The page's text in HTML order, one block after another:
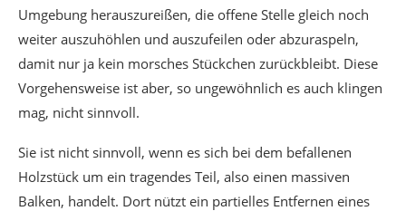
Umgebung herauszureißen, die offene Stelle gleich noch
weiter auszuhöhlen und auszufeilen oder abzuraspeln,
damit nur ja kein morsches Stückchen zurückbleibt. Diese
Vorgehensweise ist aber, so ungewöhnlich es auch klingen
mag, nicht sinnvoll.
Sie ist nicht sinnvoll, wenn es sich bei dem befallenen
Holzstück um ein tragendes Teil, also einen massiven
Balken, handelt. Dort nützt ein partielles Entfernen eines